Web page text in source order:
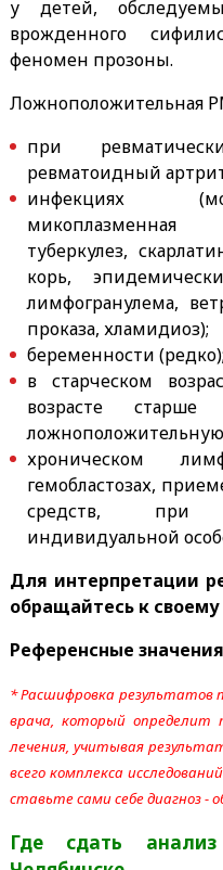
у детей,
врожденного
феномен прозоны.
Ложноположительная
при
ревматоидный
инфекциях
туберкулез,
корь,
лимфогранулема,
проказа, хламидиоз);
беременности (редко);
в старческом
возрасте
хроническом
гемобластозах,
средств, при
индивидуальной
Для интерпретации
обращайтесь к
Референсные
* Расшифровка результатов
врача, который определит
лечения, учитывая
всего комплекса
ставьте сами себе диагноз -
Где сдать